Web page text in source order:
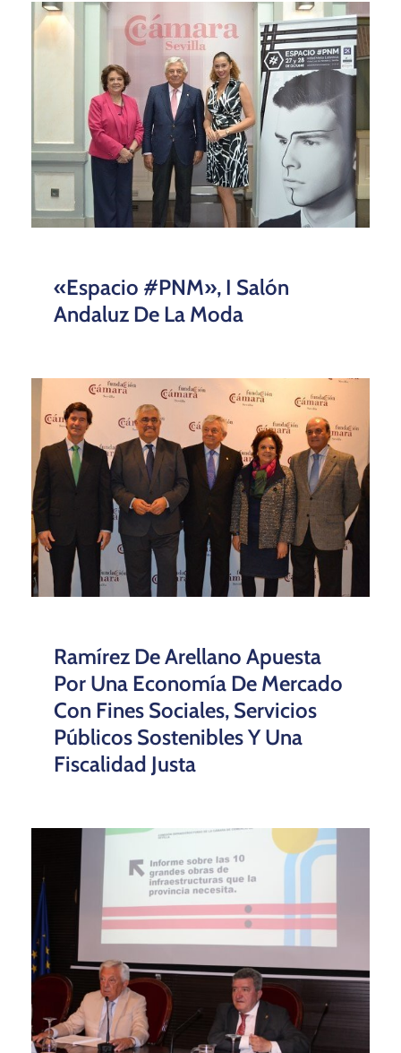
«Espacio #PNM», I Salón
Andaluz De La Moda
Ramírez De Arellano Apuesta
Por Una Economía De Mercado
Con Fines Sociales, Servicios
Públicos Sostenibles Y Una
Fiscalidad Justa